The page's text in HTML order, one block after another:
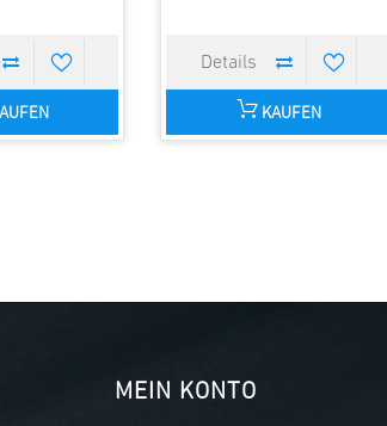
KAUFEN
MEIN KONTO